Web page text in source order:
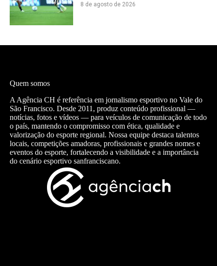
8 de agosto de 2026
Quem somos
A Agência CH é referência em jornalismo esportivo no Vale do
São Francisco. Desde 2011, produz conteúdo profissional —
notícias, fotos e vídeos — para veículos de comunicação de todo
o país, mantendo o compromisso com ética, qualidade e
valorização do esporte regional. Nossa equipe destaca talentos
locais, competições amadoras, profissionais e grandes nomes e
eventos do esporte, fortalecendo a visibilidade e a importância
do cenário esportivo sanfranciscano.